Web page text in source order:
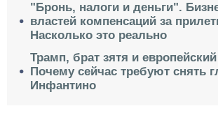
"Бронь, налоги и деньги".
властей компенсаций за
Насколько это реально
Трамп, брат зятя и европейский
Почему сейчас требуют снять
Инфантино